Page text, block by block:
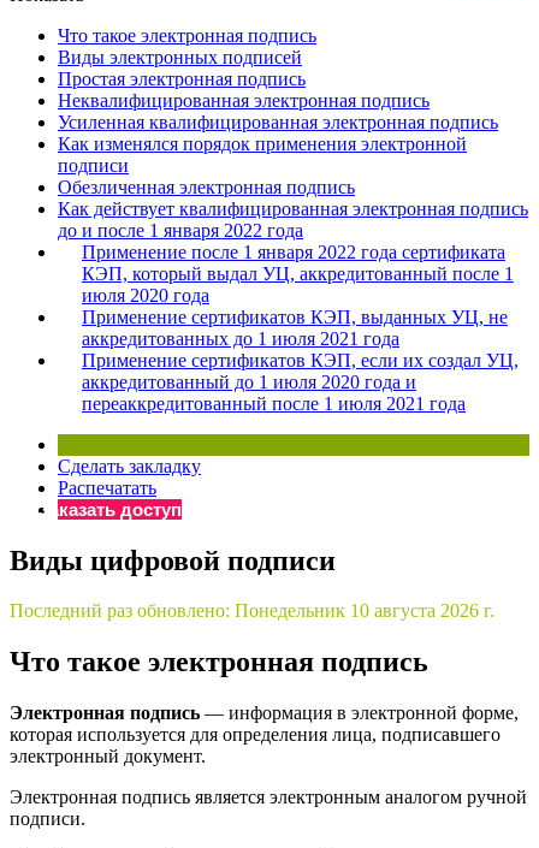
Бератор
«Практическая энциклопедия бухгалтера»
Материалы электронного журнала
«Нормативные акты для бухгалтера»
Материалы электронного журнала
«Практическая бухгалтерия»
Онлайн-сервисы «Учетная политика» и «Алгоритмы для
Просто заполните форму, и мы вышлем вам на почту
Что такое электронная подпись
Виды электронных подписей
Простая электронная подпись
Неквалифицированная электронная подпись
Усиленная квалифицированная электронная подпись
Как изменялся порядок применения электронной
подписи
Обезличенная электронная подпись
Как действует квалифицированная электронная подпись
до и после 1 января 2022 года
Применение после 1 января 2022 года сертификата
КЭП, который выдал УЦ, аккредитованный после 1
июля 2020 года
Применение сертификатов КЭП, выданных УЦ, не
аккредитованных до 1 июля 2021 года
Применение сертификатов КЭП, если их создал УЦ,
аккредитованный до 1 июля 2020 года и
переаккредитованный после 1 июля 2021 года
Сделать закладку
Распечатать
Заказать доступ
Виды цифровой подписи
Последний раз обновлено: Понедельник 10 августа 2026 г.
Что такое электронная подпись
Электронная подпись — информация в электронной форме,
которая используется для определения лица, подписавшего
электронный документ.
Электронная подпись является электронным аналогом ручной
подписи.